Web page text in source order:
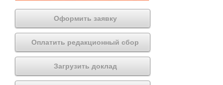
Оформить заявку
Оплатить редакционный сбор
Загрузить доклад